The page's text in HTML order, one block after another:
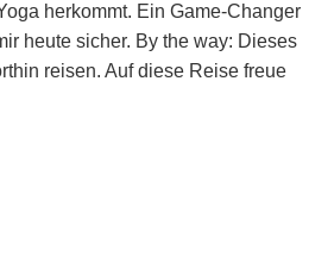
herkommt. Ein Game-Changer
heute sicher. By the way: Dieses
reisen. Auf diese Reise freue